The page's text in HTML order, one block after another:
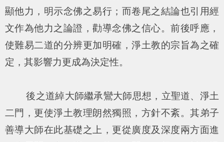
顯他力，明示念佛之易行；而卷尾之結論也引用經
文作為他力之論證，勸導念佛之信心。前後呼應，
使難易二道的分辨更加明確，淨土教的宗旨為之確
定，其影響力更成為決定性。
後之道綽大師繼承鸞大師思想，立聖道、淨土
二門，更使淨土教理朗然獨照，方針不紊。其弟子
善導大師在此基礎之上，更從廣度及深度兩方面進